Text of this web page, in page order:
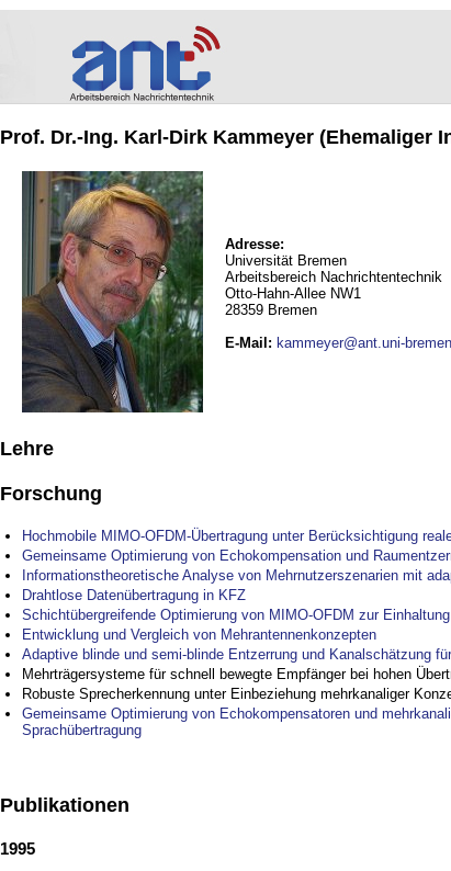
Prof. Dr.-Ing. Karl-Dirk Kammeyer (Ehemaliger
Adresse:
Universität Bremen
Arbeitsbereich Nachrichtentechnik
Otto-Hahn-Allee NW1
28359 Bremen
E-Mail : kammeyer@ant.uni-
Lehre
Forschung
Hochmobile MIMO-OFDM-Übertragung unter Berücksichtigung
Gemeinsame Optimierung von Echokompensation und
Informationstheoretische Analyse von Mehrnutzerszenarien mit
Drahtlose Datenübertragung in KFZ
Schichtübergreifende Optimierung von MIMO-OFDM zur
Entwicklung und Vergleich von Mehrantennenkonzepten
Adaptive blinde und semi-blinde Entzerrung und Kanalschätzung
Mehrträgersysteme für schnell bewegte Empfänger bei hohen
Robuste Sprecherkennung unter Einbeziehung mehrkanaliger
Gemeinsame Optimierung von Echokompensatoren und
Sprachübertragung
Publikationen
1995